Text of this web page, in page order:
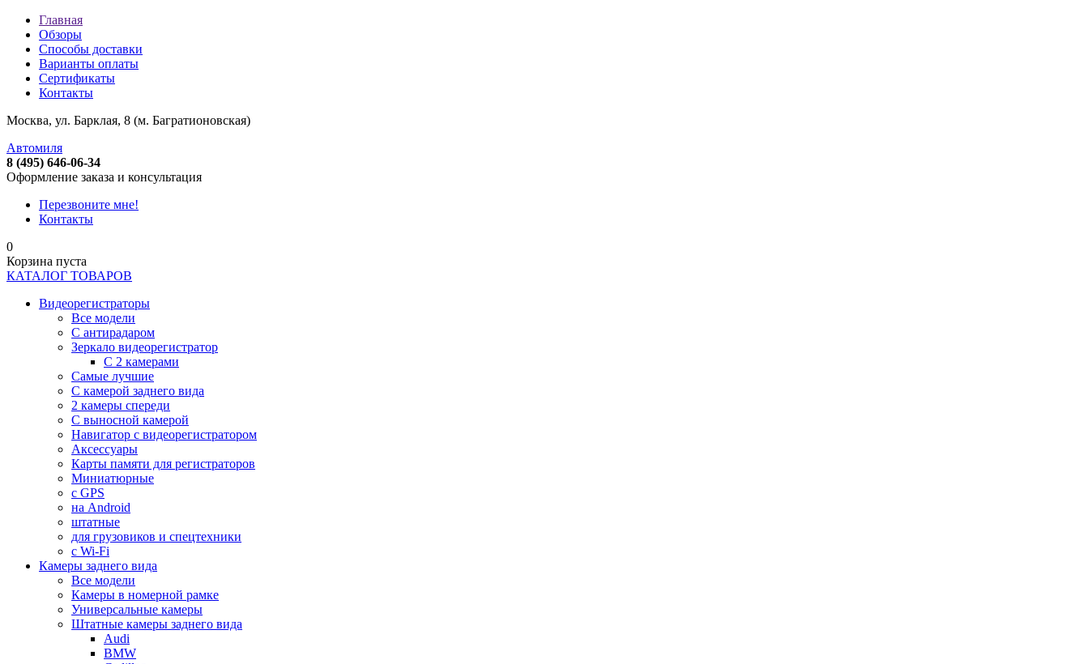
Главная
Обзоры
Способы доставки
Варианты оплаты
Сертификаты
Контакты
Москва, ул. Барклая, 8 (м. Багратионовская)
Автомиля
8 (495) 646-06-34
Оформление заказа и консультация
Перезвоните мне!
Контакты
0
Корзина пуста
КАТАЛОГ ТОВАРОВ
Видеорегистраторы
Все модели
C антирадаром
Зеркало видеорегистратор
С 2 камерами
Самые лучшие
С камерой заднего вида
2 камеры спереди
С выносной камерой
Навигатор с видеорегистратором
Аксессуары
Карты памяти для регистраторов
Миниатюрные
с GPS
на Android
штатные
для грузовиков и спецтехники
с Wi-Fi
Камеры заднего вида
Все модели
Камеры в номерной рамке
Универсальные камеры
Штатные камеры заднего вида
Audi
BMW